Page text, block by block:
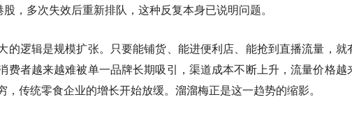
，多次失效后重新排队，这种反复本身已说明问题。
的逻辑是规模扩张。只要能铺货、能进便利店、能抢到直播流量，就
费者越来越难被单一品牌长期吸引，渠道成本不断上升，流量价格越
传统零食企业的增长开始放缓。溜溜梅正是这一趋势的缩影。